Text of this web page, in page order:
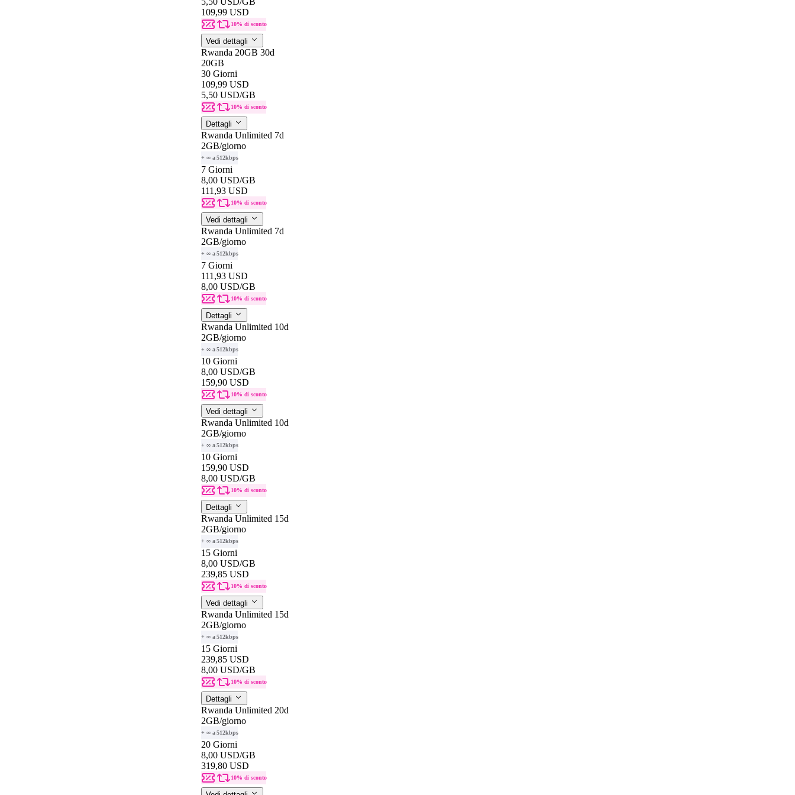
109,99 USD
10% di sconto
Vedi dettagli
Rwanda 20GB 30d
20GB
30 Giorni
109,99 USD
5,50 USD/GB
10% di sconto
Dettagli
Rwanda Unlimited 7d
2GB/giorno
+ ∞ a 512kbps
7 Giorni
8,00 USD/GB
111,93 USD
10% di sconto
Vedi dettagli
Rwanda Unlimited 7d
2GB/giorno
+ ∞ a 512kbps
7 Giorni
111,93 USD
8,00 USD/GB
10% di sconto
Dettagli
Rwanda Unlimited 10d
2GB/giorno
+ ∞ a 512kbps
10 Giorni
8,00 USD/GB
159,90 USD
10% di sconto
Vedi dettagli
Rwanda Unlimited 10d
2GB/giorno
+ ∞ a 512kbps
10 Giorni
159,90 USD
8,00 USD/GB
10% di sconto
Dettagli
Rwanda Unlimited 15d
2GB/giorno
+ ∞ a 512kbps
15 Giorni
8,00 USD/GB
239,85 USD
10% di sconto
Vedi dettagli
Rwanda Unlimited 15d
2GB/giorno
+ ∞ a 512kbps
15 Giorni
239,85 USD
8,00 USD/GB
10% di sconto
Dettagli
Rwanda Unlimited 20d
2GB/giorno
+ ∞ a 512kbps
20 Giorni
8,00 USD/GB
319,80 USD
10% di sconto